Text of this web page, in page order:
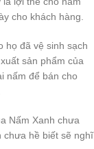
cho khách hàng.
họ đã vệ sinh sạch
sản phẩm của
nấm để bán cho
Nấm Xanh chưa
chưa hề biết sẽ nghĩ